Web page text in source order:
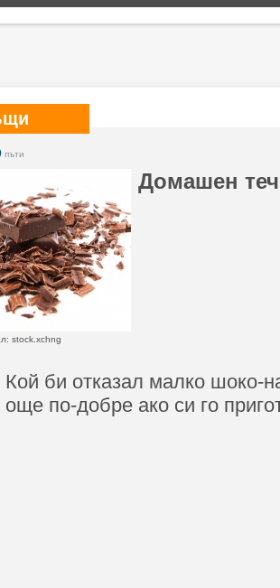
пъти
Домашен
stock.xchng
Кой би отказал малко шоко-
още по-добре ако си го